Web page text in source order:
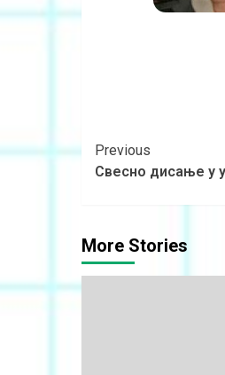
Previous
Свесно дисање у
More Stories